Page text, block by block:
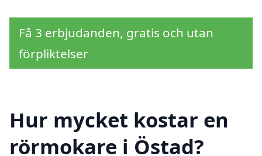
Få 3 erbjudanden, gratis och utan
förpliktelser
Hur mycket kostar en
rörmokare i Östad?